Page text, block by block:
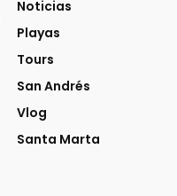
Noticias
Playas
Tours
San Andrés
Vlog
Santa Marta